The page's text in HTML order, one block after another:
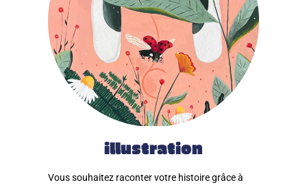
illustration
Vous souhaitez raconter votre histoire grâce à